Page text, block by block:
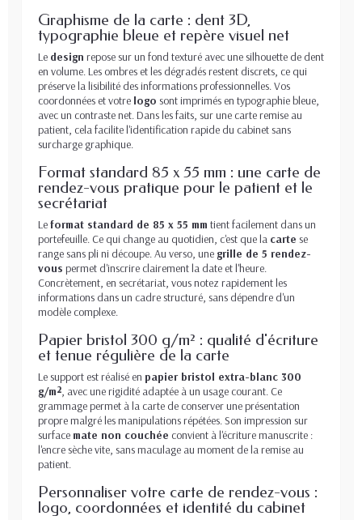
Graphisme de la carte : dent 3D,
typographie bleue et repère visuel net
Le design repose sur un fond texturé avec une silhouette de dent
en volume. Les ombres et les dégradés restent discrets, ce qui
préserve la lisibilité des informations professionnelles. Vos
coordonnées et votre logo sont imprimés en typographie bleue,
avec un contraste net. Dans les faits, sur une carte remise au
patient, cela facilite l'identification rapide du cabinet sans
surcharge graphique.
Format standard 85 x 55 mm : une carte de
rendez-vous pratique pour le patient et le
secrétariat
Leformat standard de 85 x 55 mm tient facilement dans un
portefeuille. Ce qui change au quotidien, c'est que la carte se
range sans pli ni découpe. Au verso, une grille de 5 rendez-
vous permet d'inscrire clairement la date et l'heure.
Concrètement, en secrétariat, vous notez rapidement les
informations dans un cadre structuré, sans dépendre d'un
modèle complexe.
Papier bristol 300 g/m² : qualité d'écriture
et tenue régulière de la carte
Le support est réalisé en papier bristol extra-blanc 300
g/m², avec une rigidité adaptée à un usage courant. Ce
grammage permet à la carte de conserver une présentation
propre malgré les manipulations répétées. Son impression sur
surface mate non couchée convient à l'écriture manuscrite :
l'encre sèche vite, sans maculage au moment de la remise au
patient.
Personnaliser votre carte de rendez-vous :
logo, coordonnées et identité du cabinet